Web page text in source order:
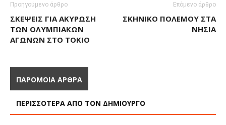
Προηγούμενο άρθρο
ΣΚΈΨΕΙΣ ΓΙΑ ΑΚΎΡΩΣΗ
ΤΩΝ ΟΛΥΜΠΙΑΚΏΝ
ΑΓΏΝΩΝ ΣΤΟ ΤΌΚΙΟ
Επόμενο άρθρο
ΣΚΗΝΙΚΌ ΠΟΛΈΜΟΥ ΣΤΑ
ΝΗΣΙΆ
ΠΑΡΟΜΟΙΑ ΑΡΘΡΑ
ΠΕΡΙΣΣΟΤΕΡΑ ΑΠΟ ΤΟΝ ΔΗΜΙΟΥΡΓΟ